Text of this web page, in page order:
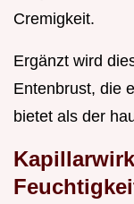
Cremigkeit.
Ergänzt wird
Entenbrust, die
bietet als der